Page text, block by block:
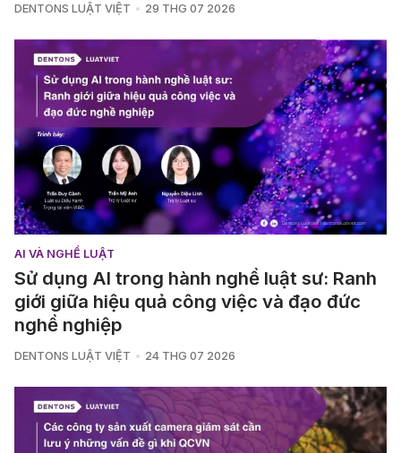
DENTONS LUẬT VIỆT 29 THG 07 2026
AI VÀ NGHỀ LUẬT
Sử dụng AI trong hành nghề luật sư: Ranh
giới giữa hiệu quả công việc và đạo đức
nghề nghiệp
DENTONS LUẬT VIỆT 24 THG 07 2026